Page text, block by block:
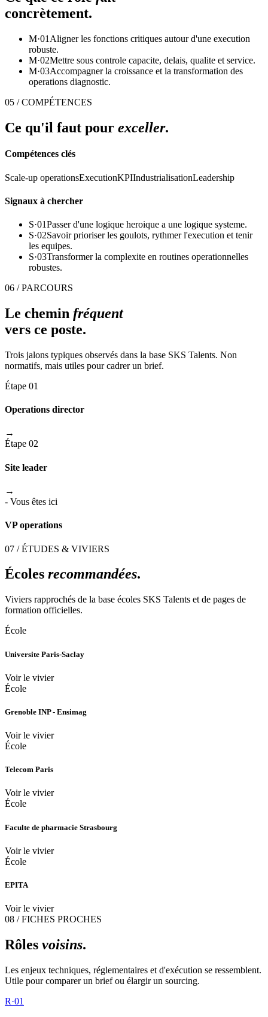
concrètement.
M·01 Aligner les fonctions critiques autour d'une execution
robuste.
M·02Mettre sous controle capacite, delais, qualite et service.
M·03Accompagner la croissance et la transformation des
operations diagnostic.
05 / COMPÉTENCES
Ce qu'il faut pour exceller.
Compétences clés
Scale-up operationsExecutionKPIIndustrialisationLeadership
Signaux à chercher
S·01Passer d'une logique heroique a une logique systeme.
S·02Savoir prioriser les goulots, rythmer l'execution et tenir
les equipes.
S·03Transformer la complexite en routines operationnelles
robustes.
06 / PARCOURS
Le chemin fréquent
vers ce poste.
Trois jalons typiques observés dans la base SKS Talents. Non
normatifs, mais utiles pour cadrer un brief.
Étape 01
Operations director
→
Étape 02
Site leader
→
- Vous êtes ici
VP operations
07 / ÉTUDES & VIVIERS
Écoles recommandées.
Viviers rapprochés de la base écoles SKS Talents et de pages de
formation officielles.
École
Universite Paris-Saclay
Voir le vivier
École
Grenoble INP - Ensimag
Voir le vivier
École
Telecom Paris
Voir le vivier
École
Faculte de pharmacie Strasbourg
Voir le vivier
École
EPITA
Voir le vivier
08 / FICHES PROCHES
Rôles voisins.
Les enjeux techniques, réglementaires et d'exécution se ressemblent.
Utile pour comparer un brief ou élargir un sourcing.
R·01